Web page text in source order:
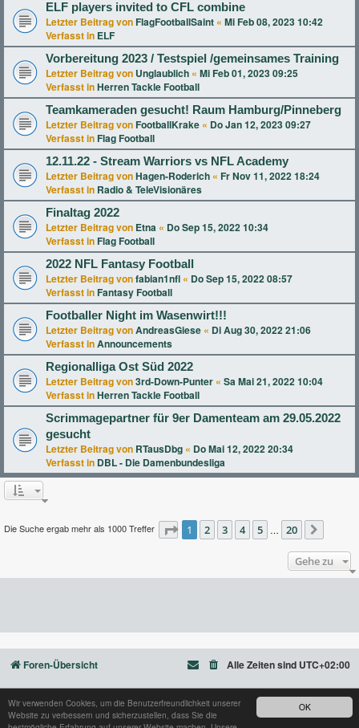
OK
Wir verwenden Cookies, um die Benutzerfreundlichkeit unserer
Website zu verbessern und sicherzustellen, dass Sie die
ELF players invited to CFL combine
Letzter Beitrag von FlagFootballSaint « Mi Feb 08, 2023 10:42
Verfasst in ELF
Vorbereitung 2023 / Testspiel /gemeinsames Training
Letzter Beitrag von Unglaublich « Mi Feb 01, 2023 09:25
Verfasst inHerren Tackle Football
Teamkameraden gesucht! Raum Hamburg/Pinneberg
Letzter Beitrag von FootballKrake « Do Jan 12, 2023 09:27
Verfasst in Flag Football
12.11.22 - Stream Warriors vs NFL Academy
Letzter Beitrag vonHagen-Roderich « Fr Nov 11, 2022 18:24
Verfasst in Radio & TeleVisionäres
Finaltag 2022
Letzter Beitrag von Etna « Do Sep 15, 2022 10:34
Verfasst in Flag Football
2022 NFL Fantasy Football
Letzter Beitrag vonfabian1nfl « Do Sep 15, 2022 08:57
Verfasst in Fantasy Football
Footballer Night im Wasenwirt!!!
Letzter Beitrag vonAndreasGiese « Di Aug 30, 2022 21:06
Verfasst inAnnouncements
Regionalliga Ost Süd 2022
Letzter Beitrag von3rd-Down-Punter « Sa Mai 21, 2022 10:04
Verfasst inHerren Tackle Football
Scrimmagepartner für 9er Damenteam am 29.05.2022
gesucht
Letzter Beitrag von RTausDbg « Do Mai 12, 2022 20:34
Verfasst in DBL - Die Damenbundesliga
Die Suche ergab mehr als 1000 Treffer Seite1 von 20
1 2 3 4 5 … 20
Gehe zu
Foren-Übersicht Alle Zeiten sind UTC+02:00
Powered byphpBB® Forum Software © phpBB Limited